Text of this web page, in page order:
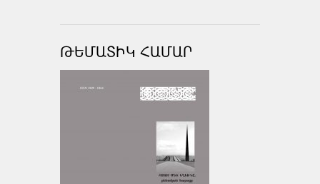
ԹԵՄԱՏԻԿ ՀԱՄԱՐ